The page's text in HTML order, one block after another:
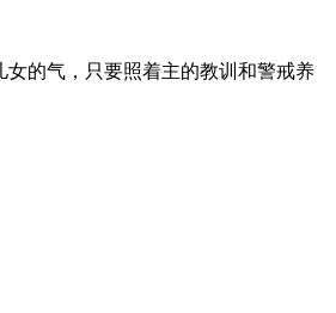
女的气，只要照着主的教训和警戒养